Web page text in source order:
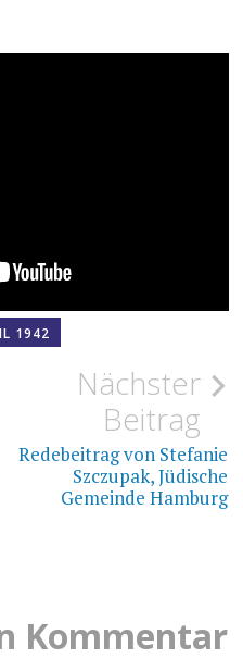
1942
Nächster
Beitrag
Redebeitrag von Stefanie
Szczupak, Jüdische
Gemeinde Hamburg
Kommentar